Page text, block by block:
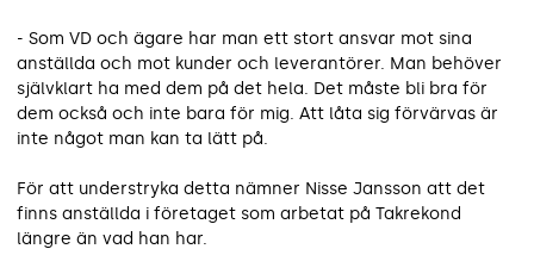
- Som VD och ägare har man ett stort ansvar mot sina
anställda och mot kunder och leverantörer. Man behöver
självklart ha med dem på det hela. Det måste bli bra för
dem också och inte bara för mig. Att låta sig förvärvas är
inte något man kan ta lätt på.
För att understryka detta nämner Nisse Jansson att det
finns anställda i företaget som arbetat på Takrekond
längre än vad han har.